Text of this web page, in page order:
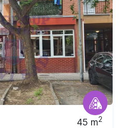
45 m2